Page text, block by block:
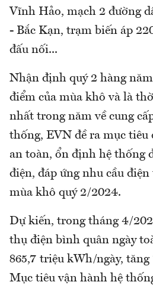
Vĩnh Hảo, mạch 2 đường
- Bắc Kạn, trạm biến áp
đấu nối...
Nhận định quý 2 hàng
điểm của mùa khô và là
nhất trong năm về cung
thống, EVN đề ra mục tiêu
an toàn, ổn định hệ thống
điện, đáp ứng nhu cầu
mùa khô quý 2/2024.
Dự kiến, trong tháng 4/
thụ điện bình quân ngày
865,7 triệu kWh/ngày, tăng
Mục tiêu vận hành hệ